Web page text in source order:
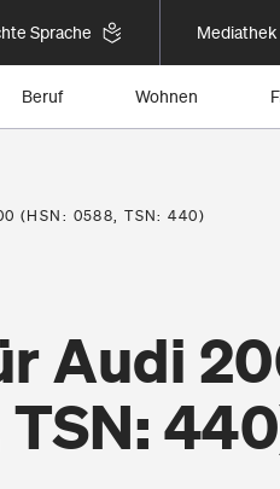
Sprache Mediathek
Beruf Wohnen
(HSN: 0588, TSN: 440)
Audi